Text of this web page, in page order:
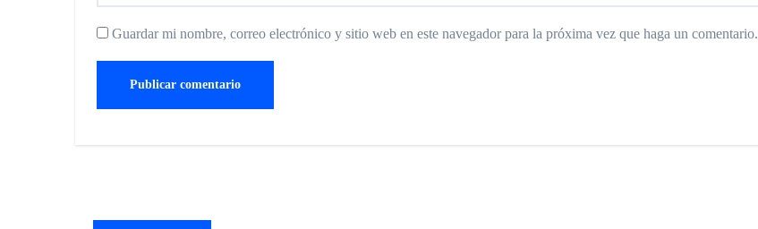
Guardar mi nombre, correo electrónico y sitio web en este navegador para la próxima vez que haga un comentario.